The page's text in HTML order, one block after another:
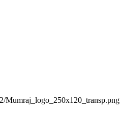
Mumraj_logo_250x120_transp.png